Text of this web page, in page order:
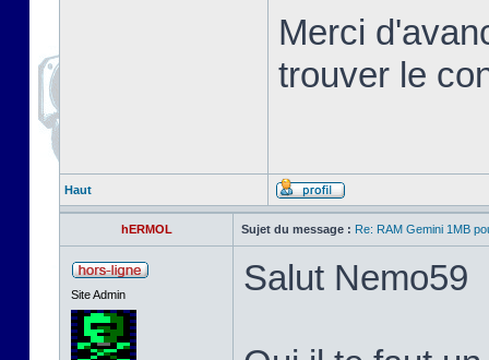
Merci
trouver le
Haut
hERMOL Sujet du message : Re: RAM Gemini 1MB
Site Admin Salut Nemo59